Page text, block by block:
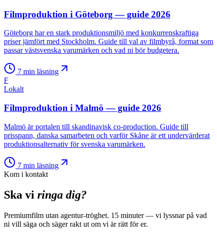
Filmproduktion i Göteborg — guide 2026
Göteborg har en stark produktionsmiljö med konkurrenskraftiga
priser jämfört med Stockholm. Guide till val av filmbyrå, format som
passar västsvenska varumärken och vad ni bör budgetera.
7 min läsning
F
Lokalt
Filmproduktion i Malmö — guide 2026
Malmö är portalen till skandinavisk co-production. Guide till
prisspann, danska samarbeten och varför Skåne är ett undervärderat
produktionsalternativ för svenska varumärken.
7 min läsning
Kom i kontakt
Ska vi ringa dig?
Premiumfilm utan agentur-tröghet. 15 minuter — vi lyssnar på vad
ni vill säga och säger rakt ut om vi är rätt för er.